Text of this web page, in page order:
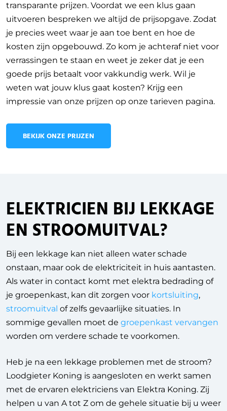
transparante prijzen. Voordat we een klus gaan
uitvoeren bespreken we altijd de prijsopgave. Zodat
je precies weet waar je aan toe bent en hoe de
kosten zijn opgebouwd. Zo kom je achteraf niet voor
verrassingen te staan en weet je zeker dat je een
goede prijs betaalt voor vakkundig werk. Wil je
weten wat jouw klus gaat kosten? Krijg een
impressie van onze prijzen op onze tarieven pagina.
BEKIJK ONZE PRIJZEN
ELEKTRICIEN BIJ LEKKAGE
EN STROOMUITVAL?
Bij een lekkage kan niet alleen water schade
onstaan, maar ook de elektriciteit in huis aantasten.
Als water in contact komt met elektra bedrading of
je groepenkast, kan dit zorgen voor kortsluiting,
stroomuitval of zelfs gevaarlijke situaties. In
sommige gevallen moet de groepenkast vervangen
worden om verdere schade te voorkomen.
Heb je na een lekkage problemen met de stroom?
Loodgieter Koning is aangesloten en werkt samen
met de ervaren elektriciens van Elektra Koning. Zij
helpen u van A tot Z om de gehele situatie bij u weer